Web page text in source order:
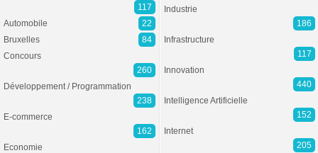
117
Automobile
22
Bruxelles
84
Concours
260
Développement / Programmation
238
E-commerce
162
Economie
Industrie
186
Infrastructure
117
Innovation
440
Intelligence Artificielle
152
Internet
205